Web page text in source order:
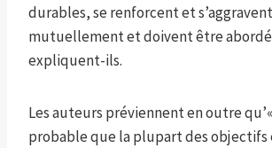
durables, se renforcent et s’aggravent
mutuellement et doivent être
expliquent-ils.
Les auteurs préviennent en outre
probable que la plupart des objectifs